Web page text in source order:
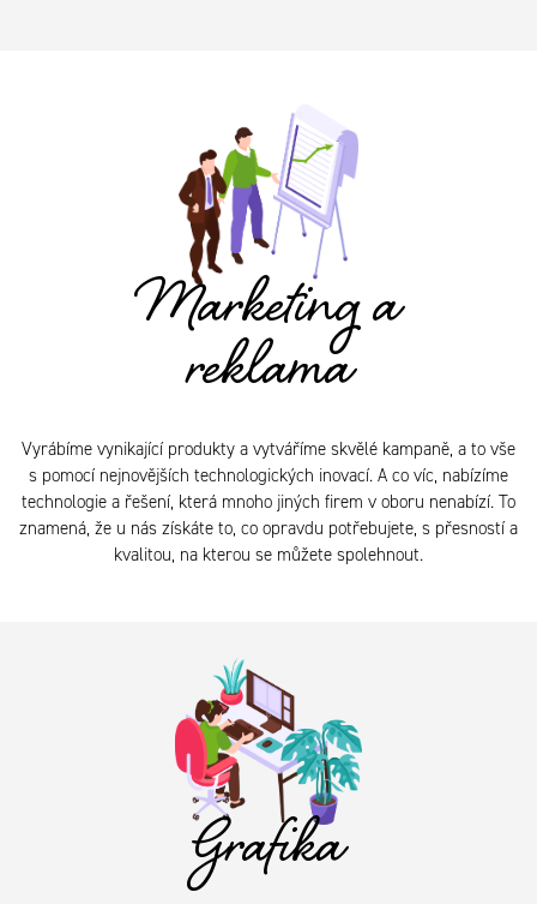
Marketing a
reklama
Vyrábíme vynikající produkty a vytváříme skvělé kampaně, a to vše
s pomocí nejnovějších technologických inovací. A co víc, nabízíme
technologie a řešení, která mnoho jiných firem v oboru nenabízí. To
znamená, že u nás získáte to, co opravdu potřebujete, s přesností a
kvalitou, na kterou se můžete spolehnout.
Grafika